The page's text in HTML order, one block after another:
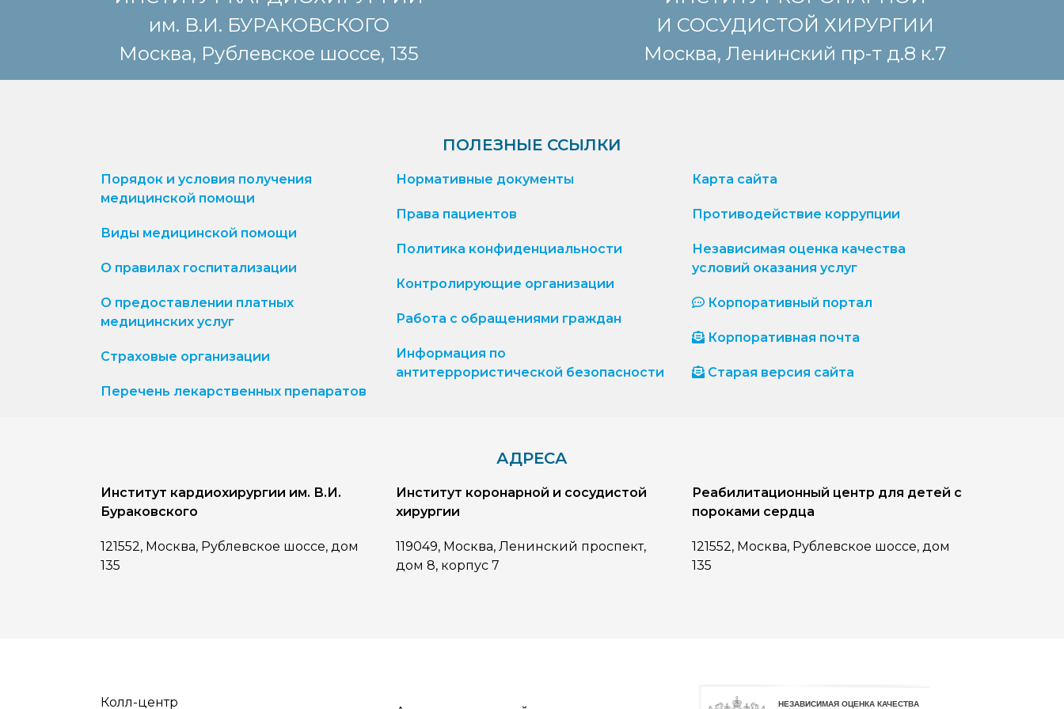
им. В.И. БУРАКОВСКОГО
Москва, Рублевское шоссе, 135
И СОСУДИСТОЙ ХИРУРГИИ
Москва, Ленинский пр-т д.8 к.7
ПОЛЕЗНЫЕ ССЫЛКИ
Порядок и условия получения
медицинской помощи
Виды медицинской помощи
О правилах госпитализации
О предоставлении платных
медицинских услуг
Страховые организации
Перечень лекарственных препаратов
Нормативные документы
Права пациентов
Политика конфиденциальности
Контролирующие организации
Работа с обращениями граждан
Информация по
антитеррористической безопасности
Карта сайта
Противодействие коррупции
Независимая оценка качества
условий оказания услуг
Корпоративный портал
Корпоративная почта
Старая версия сайта
АДРЕСА
Институт кардиохирургии им. В.И.
Бураковского
121552, Москва, Рублевское шоссе, дом
135
Институт коронарной и сосудистой
хирургии
119049, Москва, Ленинский проспект,
дом 8, корпус 7
Реабилитационный центр для детей с
пороками сердца
121552, Москва, Рублевское шоссе, дом
135
Колл-центр